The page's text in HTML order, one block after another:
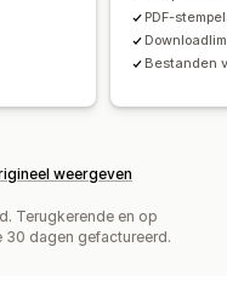
PDF-
Bestanden
weergeven
Terugkerende en op
dagen gefactureerd.